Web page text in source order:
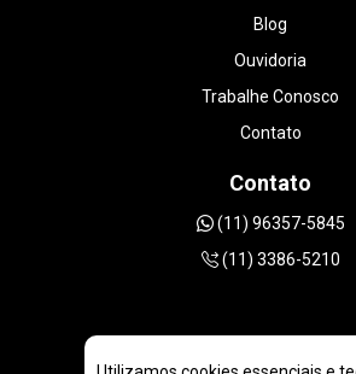
Blog
Ouvidoria
Trabalhe Conosco
Contato
Contato
(11) 96357-5845
(11) 3386-5210